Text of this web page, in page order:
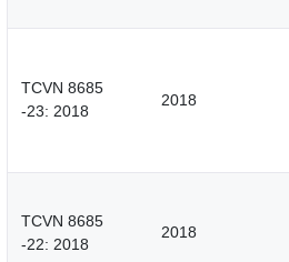
TCVN 8685
-23: 2018
2018
TCVN 8685
-22: 2018
2018